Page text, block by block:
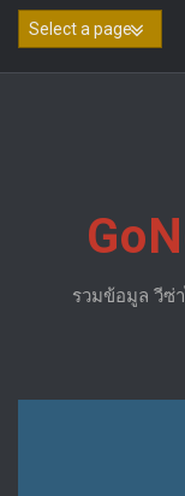
Skip
รวมข้อมูล วีซ่